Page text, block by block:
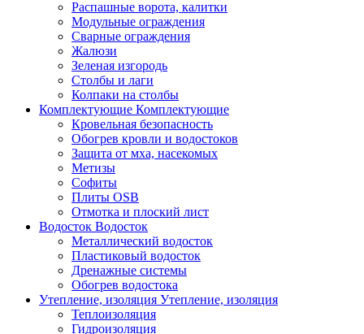
Распашные ворота, калитки
Модульные ограждения
Сварные ограждения
Жалюзи
Зеленая изгородь
Столбы и лаги
Колпаки на столбы
Комплектующие Комплектующие
Кровельная безопасность
Обогрев кровли и водостоков
Защита от мха, насекомых
Метизы
Софиты
Плиты OSB
Отмотка и плоский лист
Водосток Водосток
Металлический водосток
Пластиковый водосток
Дренажные системы
Обогрев водостока
Утепление, изоляция Утепление, изоляция
Теплоизоляция
Гидроизоляция